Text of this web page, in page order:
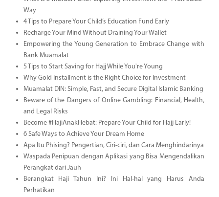
Way
4 Tips to Prepare Your Child’s Education Fund Early
Recharge Your Mind Without Draining Your Wallet
Empowering the Young Generation to Embrace Change with
Bank Muamalat
5 Tips to Start Saving for Hajj While You're Young
Why Gold Installment is the Right Choice for Investment
Muamalat DIN: Simple, Fast, and Secure Digital Islamic Banking
Beware of the Dangers of Online Gambling: Financial, Health,
and Legal Risks
Become #HajiAnakHebat: Prepare Your Child for Hajj Early!
6 Safe Ways to Achieve Your Dream Home
Apa Itu Phising? Pengertian, Ciri-ciri, dan Cara Menghindarinya
Waspada Penipuan dengan Aplikasi yang Bisa Mengendalikan
Perangkat dari Jauh
Berangkat Haji Tahun Ini? Ini Hal-hal yang Harus Anda
Perhatikan